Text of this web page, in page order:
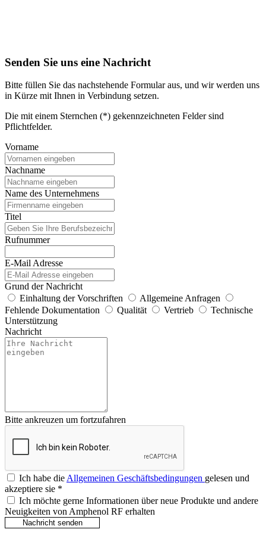
Senden Sie uns eine Nachricht
Bitte füllen Sie das nachstehende Formular aus, und wir werden uns
in Kürze mit Ihnen in Verbindung setzen.
Die mit einem Sternchen (*) gekennzeichneten Felder sind
Pflichtfelder.
Vorname
Nachname
Name des Unternehmens
Titel
Rufnummer
E-Mail Adresse
Grund der Nachricht
Einhaltung der Vorschriften
Allgemeine Anfragen
Fehlende Dokumentation
Qualität Vertrieb
Technische
Unterstützung
Nachricht
Bitte ankreuzen um fortzufahren
Ich habe die Allgemeinen Geschäftsbedingungen gelesen und
akzeptiere sie *
Ich möchte gerne Informationen über neue Produkte und andere
Neuigkeiten von Amphenol RF erhalten